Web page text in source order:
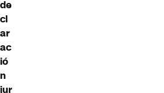
de
cl
ar
ac
ió
n
jur